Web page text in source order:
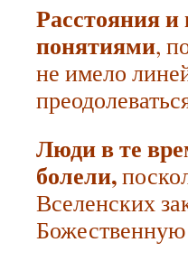
Расстояния
понятиями,
не имело
Люди в те
болели,
Вселенских
Божественную